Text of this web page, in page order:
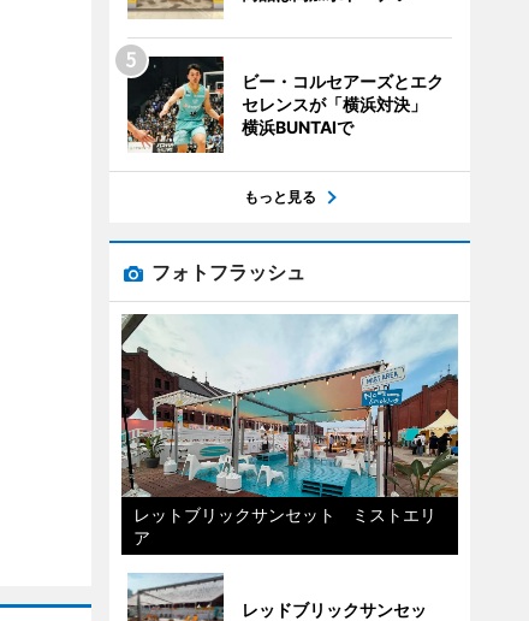
ビー・コルセアーズとエク
セレンスが「横浜対決」
横浜BUNTAIで
もっと見る
フォトフラッシュ
レットブリックサンセット ミストエリ
ア
レッドブリックサンセッ